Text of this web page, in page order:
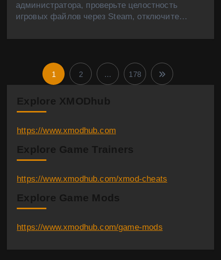
администратора, проверьте целостность
игровых файлов через Steam, отключите…
П
а
и
а
ц
и
1 2 … 178
Explore XMODhub
https://www.xmodhub.com
Explore Game Trainers
https://www.xmodhub.com/xmod-cheats
Explore Game Mods
https://www.xmodhub.com/game-mods